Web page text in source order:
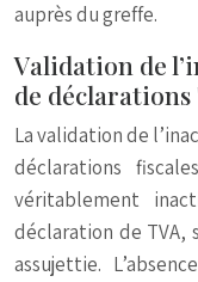
auprès du greffe.
Validation de
de déclarations
La validation de
déclarations
véritablement
déclaration de TVA,
assujettie.